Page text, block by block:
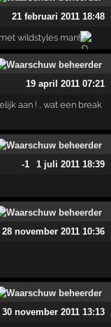
21 februari 2011 18:48
wildstyles man!
19 april 2011 07:21
aan ! , wat een break
-1
1 juli 2011 18:39
28 november 2011 10:36
30 november 2011 13:13